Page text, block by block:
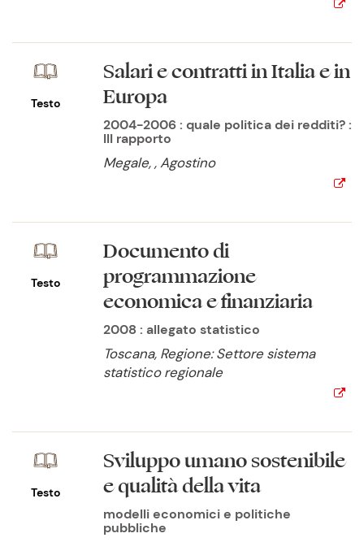
Testo
Salari e contratti in Italia e in
Europa
2004-2006 : quale politica dei redditi? :
III rapporto
Megale, , Agostino
Testo
Documento di
programmazione
economica e finanziaria
2008 : allegato statistico
Toscana, Regione: Settore sistema
statistico regionale
Testo
Sviluppo umano sostenibile
e qualità della vita
modelli economici e politiche
pubbliche